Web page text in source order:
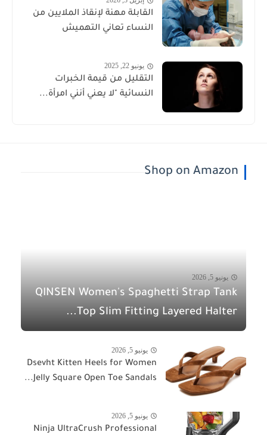
القابلة مهنة لإنقاذ الملايين من
النساء تعاني التهميش
يونيو 22, 2025
التقليل من قيمة الخبرات
النسائية "لا يعني أنني امرأة...
Shop on Amazon
يونيو 5, 2026
QINSEN Women's Spaghetti Strap Tank
Top Slim Fitting Layered Halter...
يونيو 5, 2026
Dsevht Kitten Heels for Women
Jelly Square Open Toe Sandals...
يونيو 5, 2026
Ninja UltraCrush Professional